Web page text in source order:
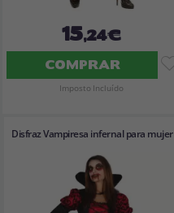
15,24€
COMPRAR
Imposto Incluído
Disfraz Vampiresa infernal para mujer